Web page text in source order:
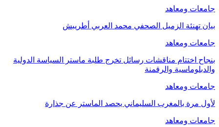
جامعات ومعاهد
بيان تهنئة الزميل الصحفي محمد العربي أطريبش
جامعات ومعاهد
بنجاح اختتام مناقشات رسائل تخرج طلبة ماستر السياسة الدولية
والدبلوماسية والرقمنة
جامعات ومعاهد
لأول مرة بالمغرب السليماني يحصد الماستر عن جذارة
جامعات ومعاهد